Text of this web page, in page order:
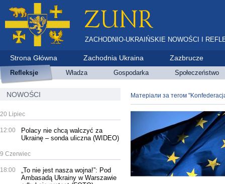
ZACHODNIO-UKRAIŃSKIE NOWOŚCI I
Strona Główna Zachodnia Ukraina Zazbrucze
Refleksje Władza Gospodarka Społeczeństwo
NOWOŚCI
20 Lipiec
12:00
Polacy nie chcą walczyć za
Ukrainę – sonda uliczna (WIDEO)
9 Czerwiec
18:00
„To nie jest nasza wojna!”: Pod
Ambasadą Ukrainy w Warszawie
Матеріали за тегом